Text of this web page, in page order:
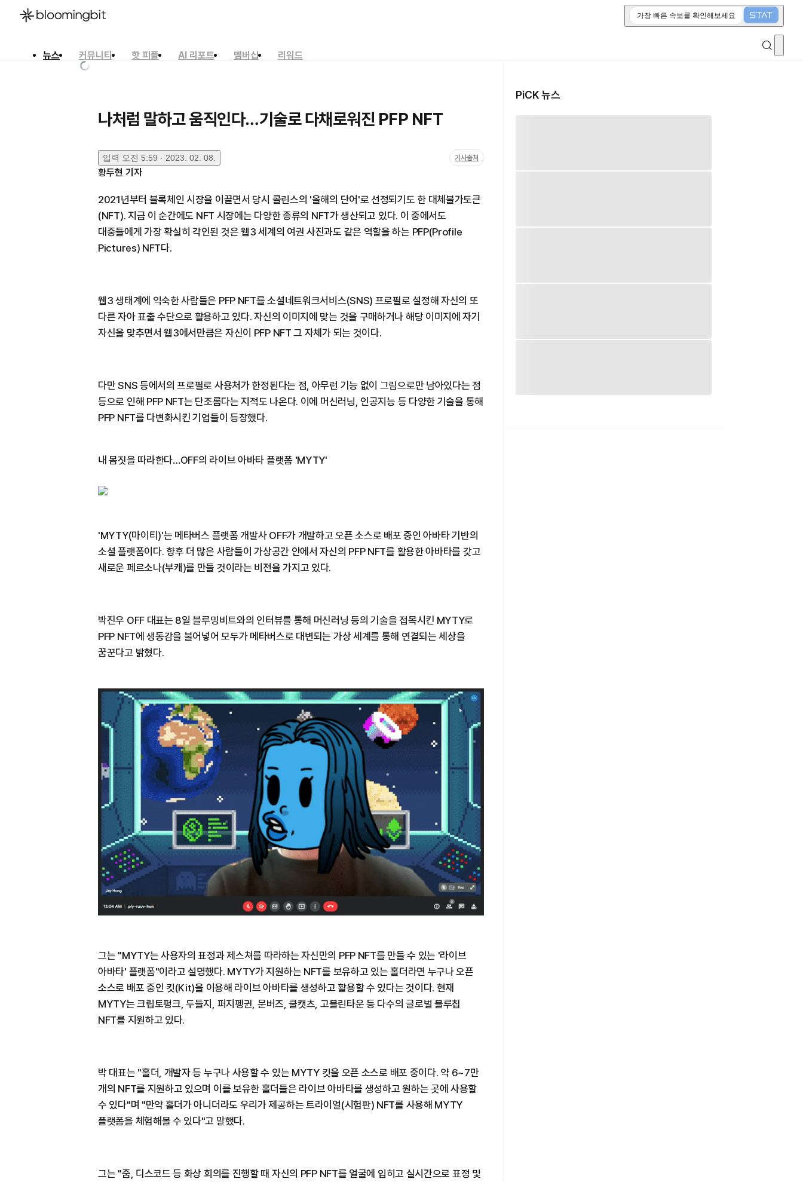
가장 빠른 속보를 확인해보세요
뉴스 커뮤니티 핫 피플 AI 리포트 멤버십
리워드
나처럼 말하고 움직인다…기술로 다채로워진 PFP NFT
입력 오전 5:59 · 2023. 02. 08. 기사출처
황두현 기자
2021년부터 블록체인 시장을 이끌면서 당시 콜린스의 '올해의 단어'로 선정되기도 한 대체불가토큰
(NFT). 지금 이 순간에도 NFT 시장에는 다양한 종류의 NFT가 생산되고 있다. 이 중에서도
대중들에게 가장 확실히 각인된 것은 웹3 세계의 여권 사진과도 같은 역할을 하는 PFP(Profile
Pictures) NFT다.
웹3 생태계에 익숙한 사람들은 PFP NFT를 소셜네트워크서비스(SNS) 프로필로 설정해 자신의 또
다른 자아 표출 수단으로 활용하고 있다. 자신의 이미지에 맞는 것을 구매하거나 해당 이미지에 자기
자신을 맞추면서 웹3에서만큼은 자신이 PFP NFT 그 자체가 되는 것이다.
다만 SNS 등에서의 프로필로 사용처가 한정된다는 점, 아무런 기능 없이 그림으로만 남아있다는 점
등으로 인해 PFP NFT는 단조롭다는 지적도 나온다. 이에 머신러닝, 인공지능 등 다양한 기술을 통해
PFP NFT를 다변화시킨 기업들이 등장했다.
내 몸짓을 따라한다…OFF의 라이브 아바타 플랫폼 'MYTY'
'MYTY(마이티)'는 메타버스 플랫폼 개발사 OFF가 개발하고 오픈 소스로 배포 중인 아바타 기반의
소셜 플랫폼이다. 향후 더 많은 사람들이 가상공간 안에서 자신의 PFP NFT를 활용한 아바타를 갖고
새로운 페르소나(부캐)를 만들 것이라는 비전을 가지고 있다.
박진우 OFF 대표는 8일 블루밍비트와의 인터뷰를 통해 머신러닝 등의 기술을 접목시킨 MYTY로
PFP NFT에 생동감을 불어넣어 모두가 메타버스로 대변되는 가상 세계를 통해 연결되는 세상을
꿈꾼다고 밝혔다.
그는 "MYTY는 사용자의 표정과 제스쳐를 따라하는 자신만의 PFP NFT를 만들 수 있는 '라이브
아바타' 플랫폼"이라고 설명했다. MYTY가 지원하는 NFT를 보유하고 있는 홀더라면 누구나 오픈
소스로 배포 중인 킷(Kit)을 이용해 라이브 아바타를 생성하고 활용할 수 있다는 것이다. 현재
MYTY는 크립토펑크, 두들지, 퍼지펭귄, 문버즈, 쿨캣츠, 고블린타운 등 다수의 글로벌 블루칩
NFT를 지원하고 있다.
박 대표는 "홀더, 개발자 등 누구나 사용할 수 있는 MYTY 킷을 오픈 소스로 배포 중이다. 약 6~7만
개의 NFT를 지원하고 있으며 이를 보유한 홀더들은 라이브 아바타를 생성하고 원하는 곳에 사용할
수 있다"며 "만약 홀더가 아니더라도 우리가 제공하는 트라이얼(시험판) NFT를 사용해 MYTY
플랫폼을 체험해볼 수 있다"고 말했다.
그는 "줌, 디스코드 등 화상 회의를 진행할 때 자신의 PFP NFT를 얼굴에 입히고 실시간으로 표정 및
PiCK 뉴스